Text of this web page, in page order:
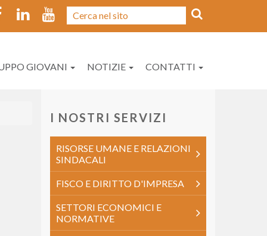
GIOVANI NOTIZIE CONTATTI
I NOSTRI SERVIZI
RISORSE UMANE E RELAZIONI
SINDACALI
FISCO E DIRITTO D'IMPRESA
SETTORI ECONOMICI E
NORMATIVE